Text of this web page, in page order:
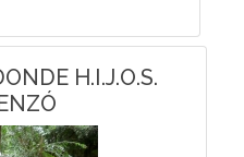
H.I.J.O.S.